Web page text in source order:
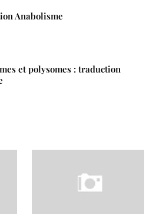
Anabolisme
et polysomes : traduction